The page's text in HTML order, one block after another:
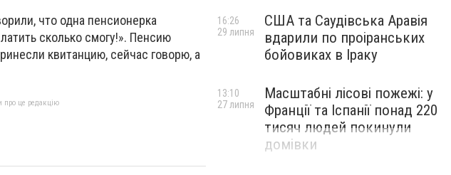
что одна пенсионерка
сколько смогу!». Пенсию
квитанцию, сейчас говорю, а
про це редакцію
США та Саудівська Аравія
вдарили по проіранських
бойовиках в Іраку
16:26
29 липня
Масштабні лісові пожежі: у
Франції та Іспанії понад 220
тисяч людей покинули
домівки
13:10
27 липня